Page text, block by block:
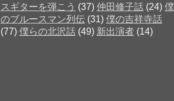
スギターを弾こう (37) 仲田修子話(24) 僕
のブルースマン列伝(31) 僕の吉祥寺話
(77) 僕らの北沢話(49) 新出演者(14)